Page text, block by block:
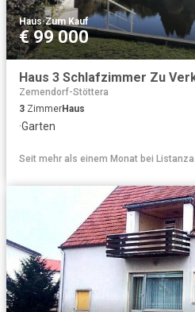
Haus·Zum Kauf
€ 99 000
Zemendorf-Stöttera
3 ZimmerHaus
·Garten
Seit mehr als einem Monat bei Listanza